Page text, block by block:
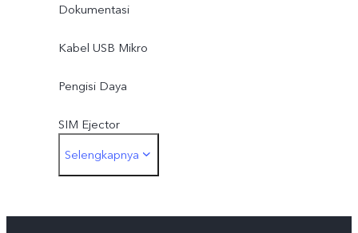
Dokumentasi
Kabel USB Mikro
Pengisi Daya
SIM Ejector
Case Pelindung
Selengkapnya